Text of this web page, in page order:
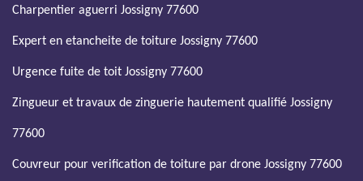
Charpentier aguerri Jossigny 77600
Expert en etancheite de toiture Jossigny 77600
Urgence fuite de toit Jossigny 77600
Zingueur et travaux de zinguerie hautement qualifié Jossigny
77600
Couvreur pour verification de toiture par drone Jossigny 77600